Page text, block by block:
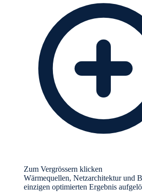
Zum Vergrössern klicken
Wärmequellen, Netzarchitektur und
einzigen optimierten Ergebnis